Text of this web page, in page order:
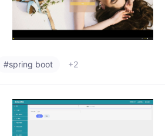
#spring boot +2